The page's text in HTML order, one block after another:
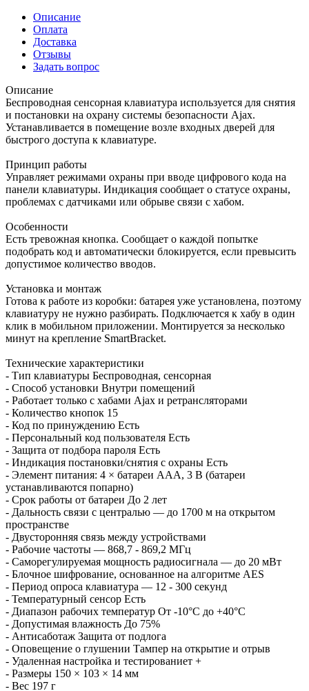
Описание
Оплата
Доставка
Отзывы
Задать вопрос
Описание
Беспроводная сенсорная клавиатура используется для снятия
и постановки на охрану системы безопасности Ajax.
Устанавливается в помещение возле входных дверей для
быстрого доступа к клавиатуре.
Принцип работы
Управляет режимами охраны при вводе цифрового кода на
панели клавиатуры. Индикация сообщает о статусе охраны,
проблемах с датчиками или обрыве связи с хабом.
Особенности
Есть тревожная кнопка. Сообщает о каждой попытке
подобрать код и автоматически блокируется, если превысить
допустимое количество вводов.
Установка и монтаж
Готова к работе из коробки: батарея уже установлена, поэтому
клавиатуру не нужно разбирать. Подключается к хабу в один
клик в мобильном приложении. Монтируется за несколько
минут на крепление SmartBracket.
Технические характеристики
- Тип клавиатуры Беспроводная, сенсорная
- Способ установки Внутри помещений
- Работает только с хабами Ajax и ретрансляторами
- Количество кнопок 15
- Код по принуждению Есть
- Персональный код пользователя Есть
- Защита от подбора пароля Есть
- Индикация постановки/снятия с охраны Есть
- Элемент питания: 4 × батареи ААA, 3 В (батареи
устанавливаются попарно)
- Срок работы от батареи До 2 лет
- Дальность связи с централью — до 1700 м на открытом
пространстве
- Двусторонняя связь между устройствами
- Рабочие частоты — 868,7 - 869,2 МГц
- Саморегулируемая мощность радиосигнала — до 20 мВт
- Блочное шифрование, основанное на алгоритме AES
- Период опроса клавиатура — 12 - 300 секунд
- Температурный сенсор Есть
- Диапазон рабочих температур От -10°С до +40°С
- Допустимая влажность До 75%
- Антисаботаж Защита от подлога
- Оповещение о глушении Тампер на открытие и отрыв
- Удаленная настройка и тестированиет +
- Размеры 150 × 103 × 14 мм
- Вес 197 г